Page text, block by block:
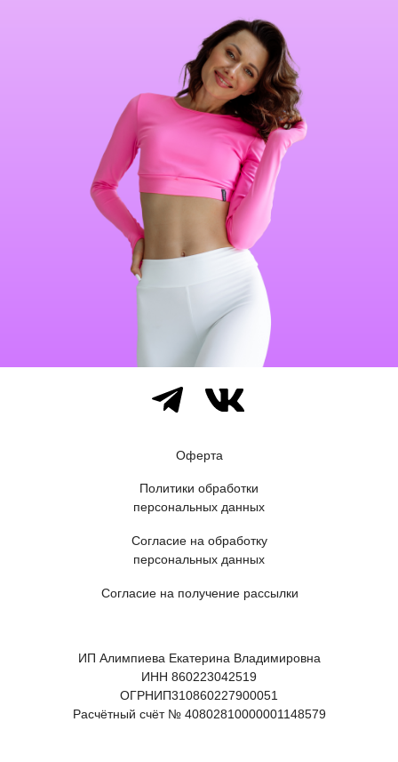
Политики обработки
персональных данных
Согласие на обработку
персональных данных
Согласие на получение рассылки
ИП Алимпиева Екатерина Владимировна
ИНН 860223042519
ОГРНИП310860227900051
Расчётный счёт № 40802810000001148579
Оферта